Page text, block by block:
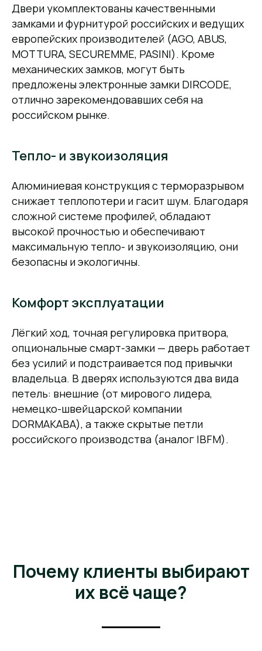
Двери укомплектованы качественными
замками и фурнитурой российских и ведущих
европейских производителей (AGO, ABUS,
MOTTURA, SECUREMME, PASINI). Кроме
механических замков, могут быть
предложены электронные замки DIRCODE,
отлично зарекомендовавших себя на
российском рынке.
Тепло- и звукоизоляция
Алюминиевая конструкция с терморазрывом
снижает теплопотери и гасит шум. Благодаря
сложной системе профилей, обладают
высокой прочностью и обеспечивают
максимальную тепло- и звукоизоляцию, они
безопасны и экологичны.
Комфорт эксплуатации
Лёгкий ход, точная регулировка притвора,
опциональные смарт-замки — дверь работает
без усилий и подстраивается под привычки
владельца. В дверях используются два вида
петель: внешние (от мирового лидера,
немецко-швейцарской компании
DORMAKABA), а также скрытые петли
российского производства (аналог IBFM).
Почему клиенты выбирают
их всё чаще?